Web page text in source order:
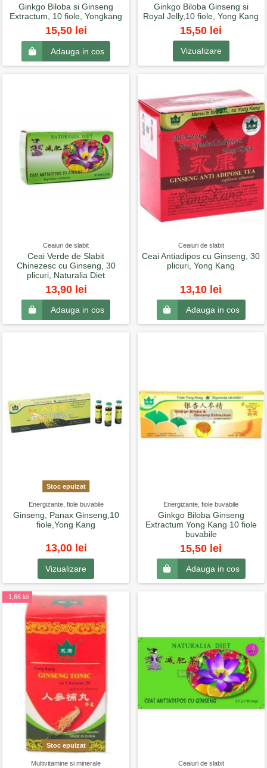
Ginkgo Biloba si Ginseng
Extractum, 10 fiole, Yongkang
15,50 lei
Adauga in cos
Ginkgo Biloba Ginseng si
Royal Jelly,10 fiole, Yong Kang
15,50 lei
Vizualizare
Ceaiuri de slabit
Ceai Verde de Slabit
Chinezesc cu Ginseng, 30
plicuri, Naturalia Diet
13,90 lei
Adauga in cos
Ceaiuri de slabit
Ceai Antiadipos cu Ginseng, 30
plicuri, Yong Kang
13,10 lei
Adauga in cos
Stoc epuizat
Energizante, fiole buvabile
Ginseng, Panax Ginseng,10
fiole,Yong Kang
13,00 lei
Vizualizare
Energizante, fiole buvabile
Ginkgo Biloba Ginseng
Extractum Yong Kang 10 fiole
buvabile
15,50 lei
Adauga in cos
-1,66 lei
Stoc epuizat
Multivitamine si minerale Ceaiuri de slabit